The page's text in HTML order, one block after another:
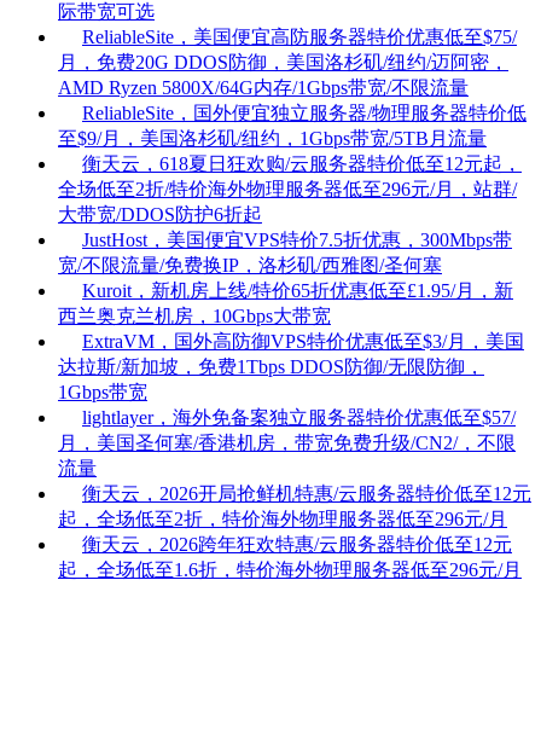
际带宽可选
ReliableSite，美国便宜高防服务器特价优惠低至$75/
月，免费20G DDOS防御，美国洛杉矶/纽约/迈阿密，
AMD Ryzen 5800X/64G内存/1Gbps带宽/不限流量
ReliableSite，国外便宜独立服务器/物理服务器特价低
至$9/月，美国洛杉矶/纽约，1Gbps带宽/5TB月流量
衡天云，618夏日狂欢购/云服务器特价低至12元起，
全场低至2折/特价海外物理服务器低至296元/月，站群/
大带宽/DDOS防护6折起
JustHost，美国便宜VPS特价7.5折优惠，300Mbps带
宽/不限流量/免费换IP，洛杉矶/西雅图/圣何塞
Kuroit，新机房上线/特价65折优惠低至£1.95/月，新
西兰奥克兰机房，10Gbps大带宽
ExtraVM，国外高防御VPS特价优惠低至$3/月，美国
达拉斯/新加坡，免费1Tbps DDOS防御/无限防御，
1Gbps带宽
lightlayer，海外免备案独立服务器特价优惠低至$57/
月，美国圣何塞/香港机房，带宽免费升级/CN2/，不限
流量
衡天云，2026开局抢鲜机特惠/云服务器特价低至12元
起，全场低至2折，特价海外物理服务器低至296元/月
衡天云，2026跨年狂欢特惠/云服务器特价低至12元
起，全场低至1.6折，特价海外物理服务器低至296元/月